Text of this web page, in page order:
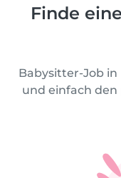
Finde
Babysitter-Job in
und einfach